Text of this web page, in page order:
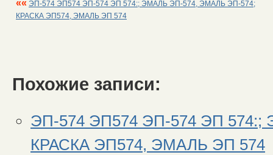
«« ЭП-574 ЭП574 ЭП-574 ЭП 574:; ЭМАЛЬ ЭП-574, ЭМАЛЬ ЭП-574;
КРАСКА ЭП574, ЭМАЛЬ ЭП 574
Похожие записи:
ЭП-574 ЭП574 ЭП-574 ЭП
КРАСКА ЭП574, ЭМАЛЬ ЭП 574